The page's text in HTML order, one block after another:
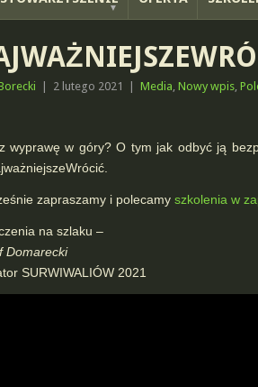
2 lutego 2021 Media, Nowy wpis,
wyprawę w góry? O tym jak odbyć ją
zapraszamy i polecamy szkolenia w
na szlaku –
Domarecki
SURWIWALIÓW 2021